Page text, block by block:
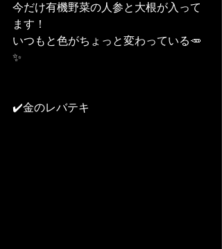
今だけ有機野菜の人参と大根が入って
ます！
いつもと色がちょっと変わっている🥕
✨
✔️金のレバテキ